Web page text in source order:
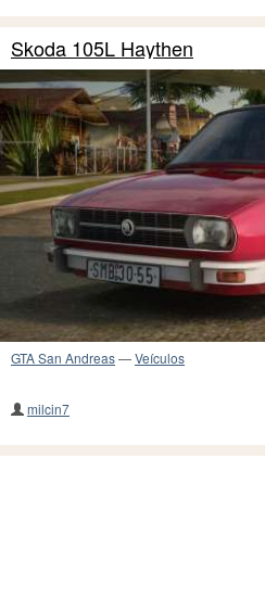
Skoda 105L Haythen
GTA San Andreas—Veículos
milcin7